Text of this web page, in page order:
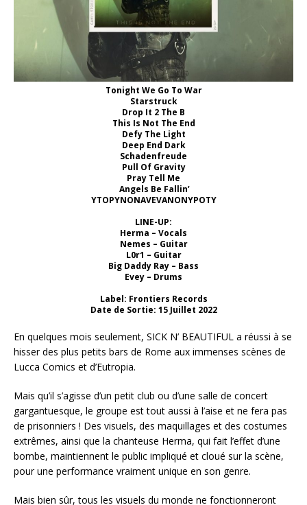
Tonight We Go To War
Starstruck
Drop It 2 The B
This Is Not The End
Defy The Light
Deep End Dark
Schadenfreude
Pull Of Gravity
Pray Tell Me
Angels Be Fallin’
YTOPYNONAVEVANONYPOTY
LINE-UP:
Herma – Vocals
Nemes – Guitar
L0r1 – Guitar
Big Daddy Ray – Bass
Evey – Drums
Label: Frontiers Records
Date de Sortie: 15 Juillet 2022
En quelques mois seulement, SICK N’ BEAUTIFUL a réussi à se
hisser des plus petits bars de Rome aux immenses scènes de
Lucca Comics et d’Eutropia.
Mais qu’il s’agisse d’un petit club ou d’une salle de concert
gargantuesque, le groupe est tout aussi à l’aise et ne fera pas
de prisonniers ! Des visuels, des maquillages et des costumes
extrêmes, ainsi que la chanteuse Herma, qui fait l’effet d’une
bombe, maintiennent le public impliqué et cloué sur la scène,
pour une performance vraiment unique en son genre.
Mais bien sûr, tous les visuels du monde ne fonctionneront